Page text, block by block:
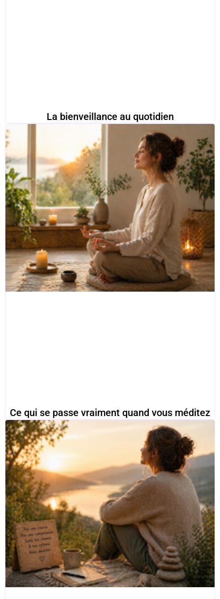
La bienveillance au quotidien
Ce qui se passe vraiment quand vous méditez